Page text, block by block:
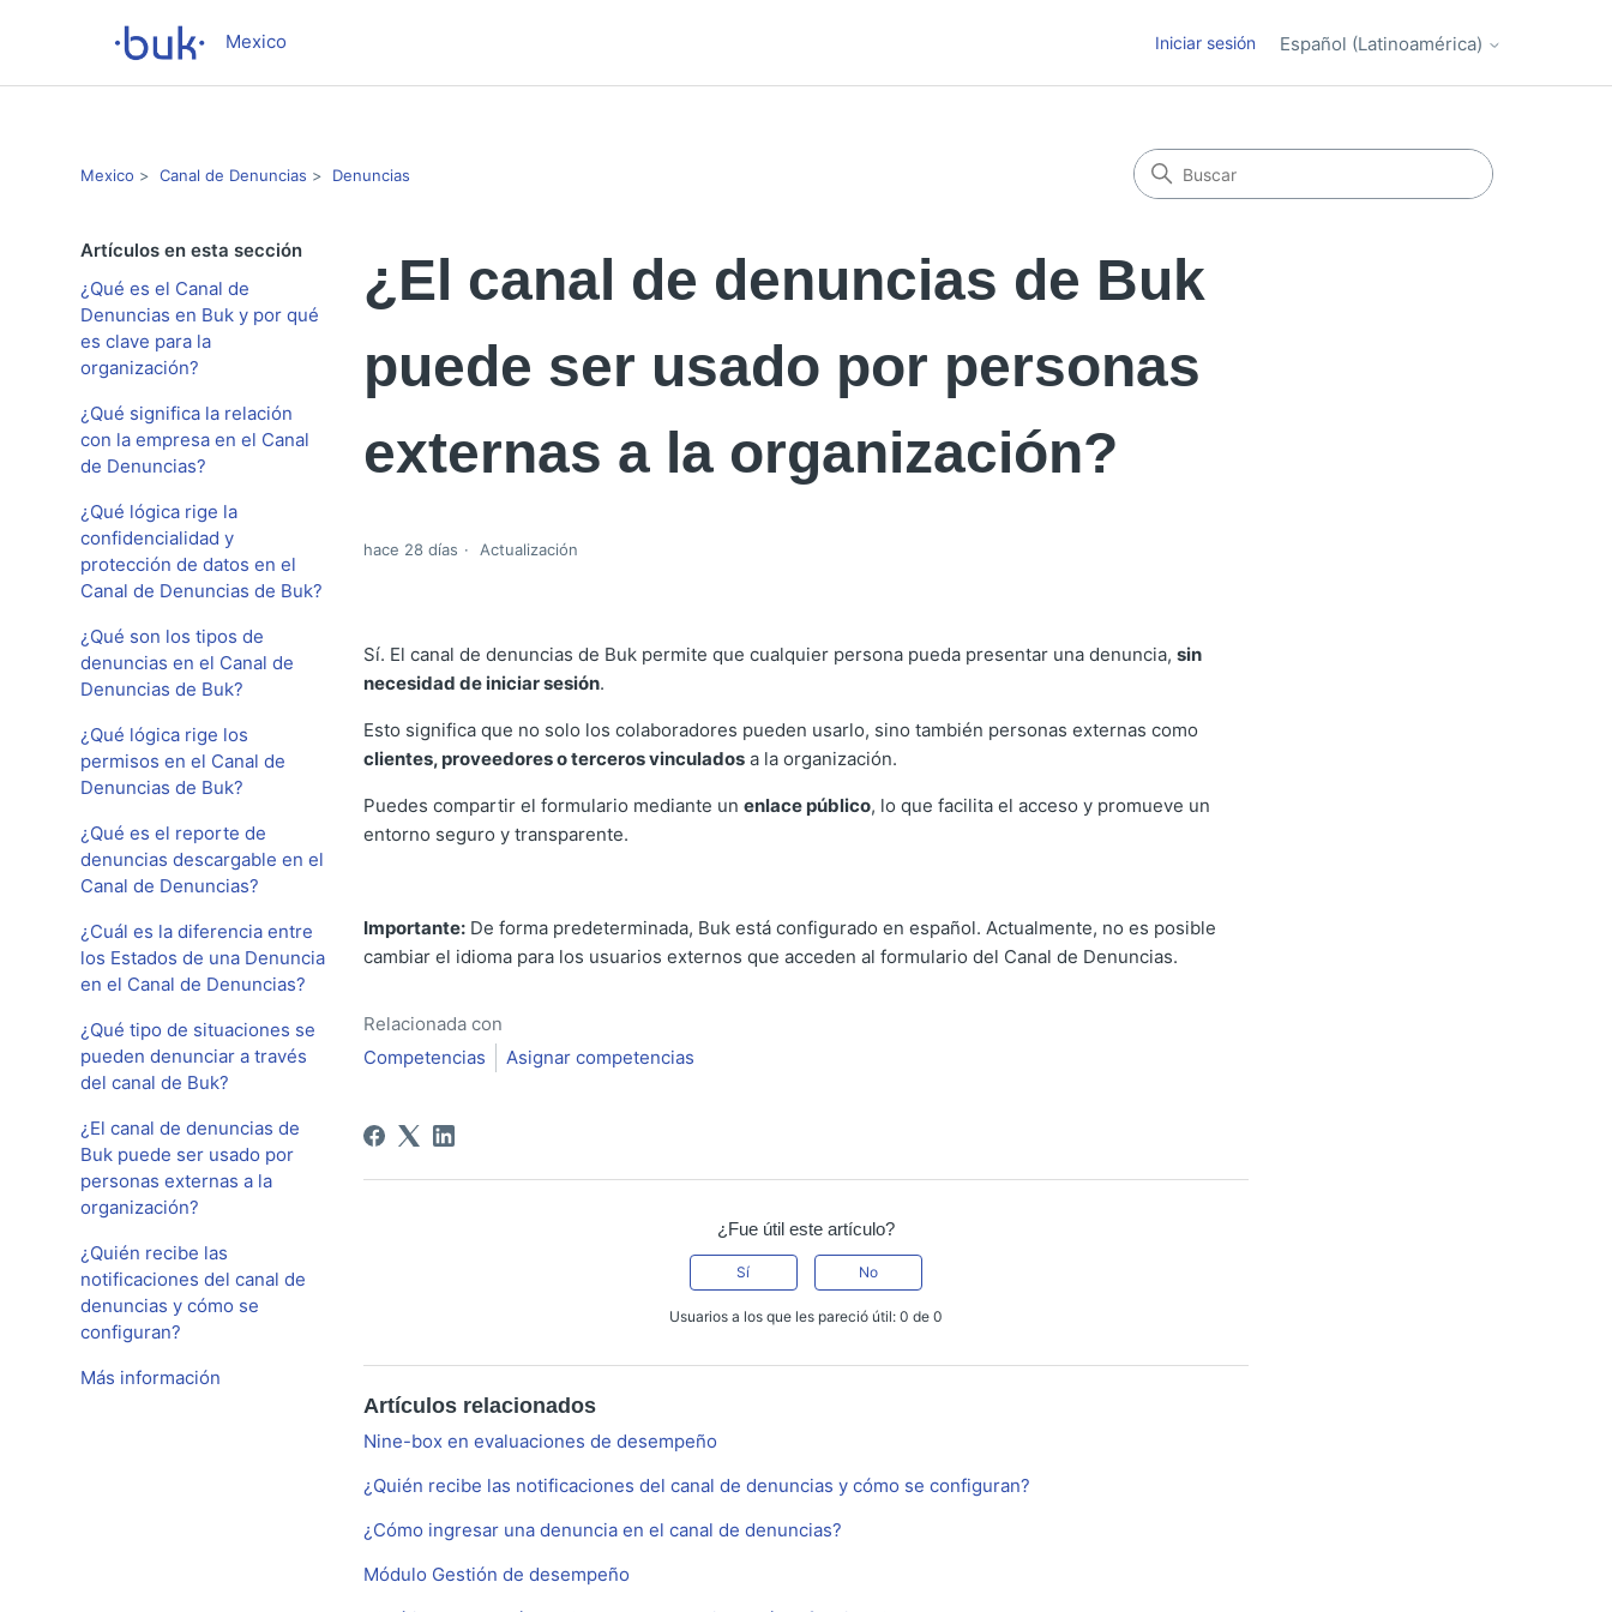
Mexico Iniciar sesión Español (Latinoamérica)
Mexico Canal de Denuncias Denuncias
Artículos en esta sección
¿Qué es el Canal de
Denuncias en Buk y por qué
es clave para la
organización?
¿Qué significa la relación
con la empresa en el Canal
de Denuncias?
¿Qué lógica rige la
confidencialidad y
protección de datos en el
Canal de Denuncias de Buk?
¿Qué son los tipos de
denuncias en el Canal de
Denuncias de Buk?
¿Qué lógica rige los
permisos en el Canal de
Denuncias de Buk?
¿Qué es el reporte de
denuncias descargable en el
Canal de Denuncias?
¿Cuál es la diferencia entre
los Estados de una Denuncia
en el Canal de Denuncias?
¿Qué tipo de situaciones se
pueden denunciar a través
del canal de Buk?
¿El canal de denuncias de
Buk puede ser usado por
personas externas a la
organización?
¿Quién recibe las
notificaciones del canal de
denuncias y cómo se
configuran?
Más información
¿El canal de denuncias de Buk
puede ser usado por personas
externas a la organización?
hace 28 días Actualización
Sí. El canal de denuncias de Buk permite que cualquier persona pueda presentar una denuncia, sin
necesidad de iniciar sesión.
Esto significa que no solo los colaboradores pueden usarlo, sino también personas externas como
clientes, proveedores o terceros vinculadosa la organización.
Puedes compartir el formulario mediante un enlace público, lo que facilita el acceso y promueve un
entorno seguro y transparente.
Importante:De forma predeterminada, Buk está configurado en español. Actualmente, no es posible
cambiar el idioma para los usuarios externos que acceden al formulario del Canal de Denuncias.
Relacionada con
Competencias
Asignar competencias
¿Fue útil este artículo?
Sí No
Usuarios a los que les pareció útil: 0 de 0
Artículos relacionados
Nine-box en evaluaciones de desempeño
¿Quién recibe las notificaciones del canal de denuncias y cómo se configuran?
¿Cómo ingresar una denuncia en el canal de denuncias?
Módulo Gestión de desempeño